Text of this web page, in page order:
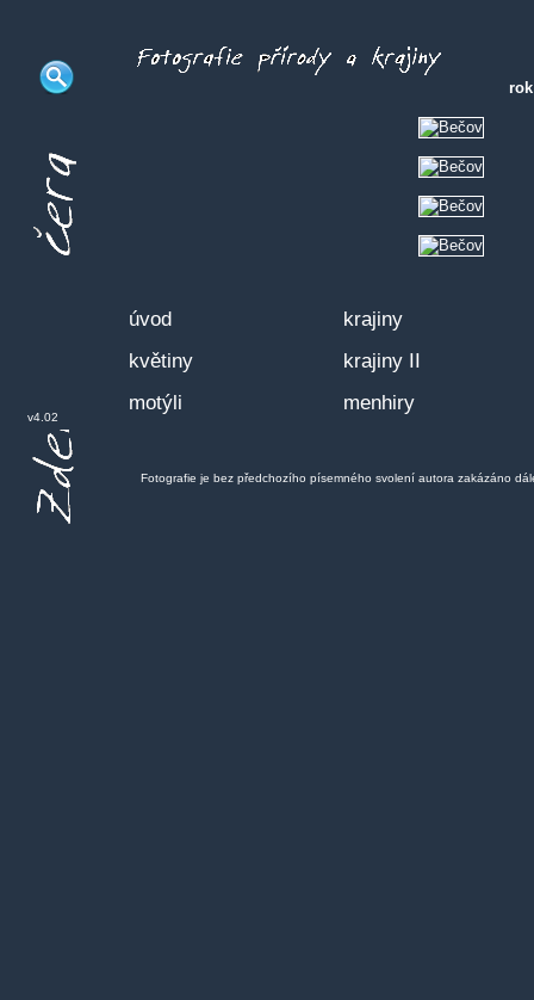
úvod
květiny
motýli
krajiny
krajiny II
menhiry
v4.02
Fotografie je bez předchozího písemného svolení autora zakázáno